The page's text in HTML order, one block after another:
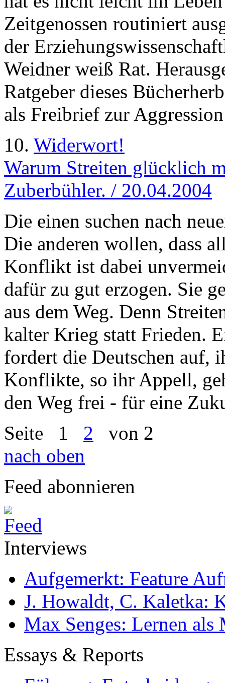
Zeitgenossen routiniert
der
Weidner weiß Rat.
Ratgeber dieses
als Freibrief zur
10. Widerwort!
Warum Streiten glücklich
Zuberbühler. / 20.04.2004
Die einen suchen nach
Die anderen wollen, dass
Konflikt ist dabei
dafür zu gut erzogen. Sie
aus dem Weg. Denn
kalter Krieg statt Frieden.
fordert die Deutschen auf,
Konflikte, so ihr Appell,
den Weg frei - für eine
Seite 1 2 von 2
nach oben
Feed abonnieren
Interviews
Aufgemerkt: Feature
J. Howaldt, C. Kaletka:
Max Senges: Lernen als
Essays & Reports